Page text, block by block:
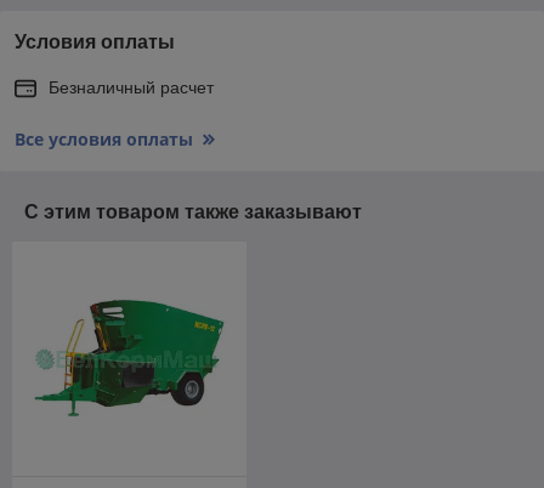
Условия оплаты
Безналичный расчет
Все условия оплаты
С этим товаром также заказывают